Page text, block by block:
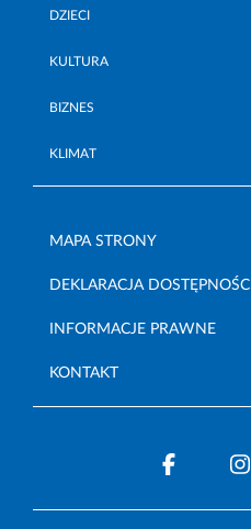
DZIECI
KULTURA
BIZNES
KLIMAT
MAPA STRONY
DEKLARACJA DOSTĘPNOŚCI
INFORMACJE PRAWNE
KONTAKT